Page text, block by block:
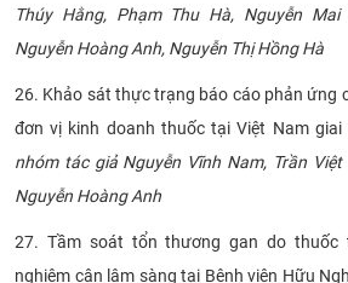
Thúy Hằng, Phạm Thu Hà, Nguyễn
Nguyễn Hoàng Anh, Nguyễn Thị Hồng Hà
26. Khảo sát thực trạng báo cáo phản ứng
đơn vị kinh doanh thuốc tại Việt Nam
nhóm tác giả Nguyễn Vĩnh Nam, Trần
Nguyễn Hoàng Anh
27. Tầm soát tổn thương gan do thuốc
nghiệm cận lâm sàng tại Bệnh viện Hữu